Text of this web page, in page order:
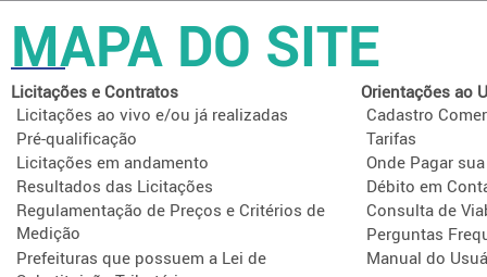
MAPA DO SITE
Licitações e Contratos
Licitações ao vivo e/ou já realizadas
Pré-qualificação
Licitações em andamento
Resultados das Licitações
Regulamentação de Preços e Critérios de
Medição
Prefeituras que possuem a Lei de
Orientações ao
Cadastro
Tarifas
Onde Pagar
Débito em
Consulta de
Perguntas
Manual do